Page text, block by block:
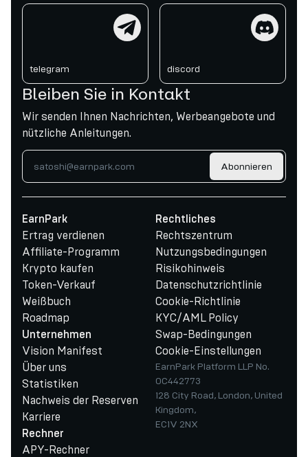
telegram discord
Bleiben Sie in Kontakt
Wir senden Ihnen Nachrichten, Werbeangebote und
nützliche Anleitungen.
Abonnieren
EarnPark
Ertrag verdienen
Affiliate-Programm
Krypto kaufen
Token-Verkauf
Weißbuch
Roadmap
Unternehmen
Vision Manifest
Über uns
Statistiken
Nachweis der Reserven
Karriere
Rechner
APY-Rechner
Rechtliches
Rechtszentrum
Nutzungsbedingungen
Risikohinweis
Datenschutzrichtlinie
Cookie-Richtlinie
KYC/AML Policy
Swap-Bedingungen
Cookie-Einstellungen
EarnPark Platform LLP No.
OC442773
128 City Road, London, United
Kingdom,
EC1V 2NX